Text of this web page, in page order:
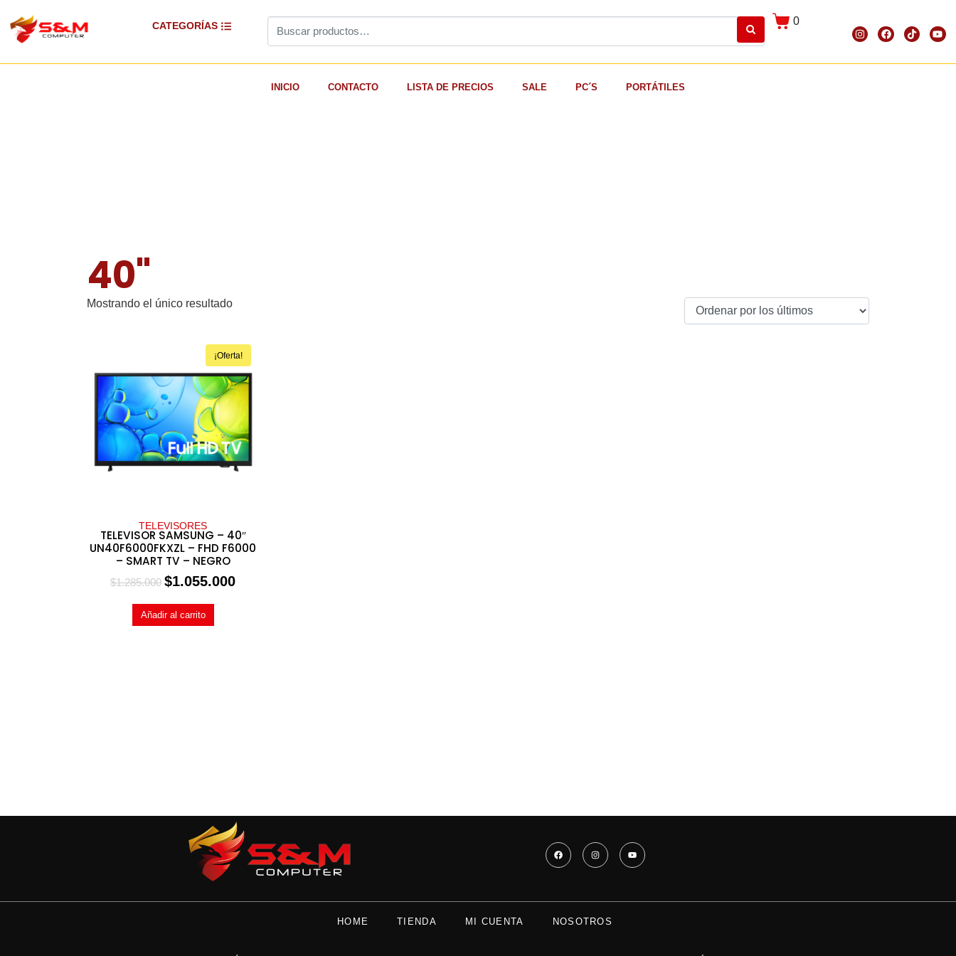
CATEGORÍAS 0
INICIO CONTACTO LISTA DE PRECIOS SALE PC´S PORTÁTILES
40"
Mostrando el único resultado
¡Oferta!
TELEVISORES
TELEVISOR SAMSUNG – 40″
UN40F6000FKXZL – FHD F6000
– SMART TV – NEGRO
$1.285.000 $1.055.000
Añadir al carrito
HOME TIENDA MI CUENTA NOSOTROS